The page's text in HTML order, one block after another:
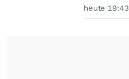
heute 19:43